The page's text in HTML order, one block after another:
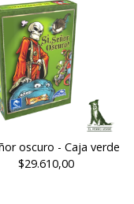
oscuro - Caja verde
$29.610,00